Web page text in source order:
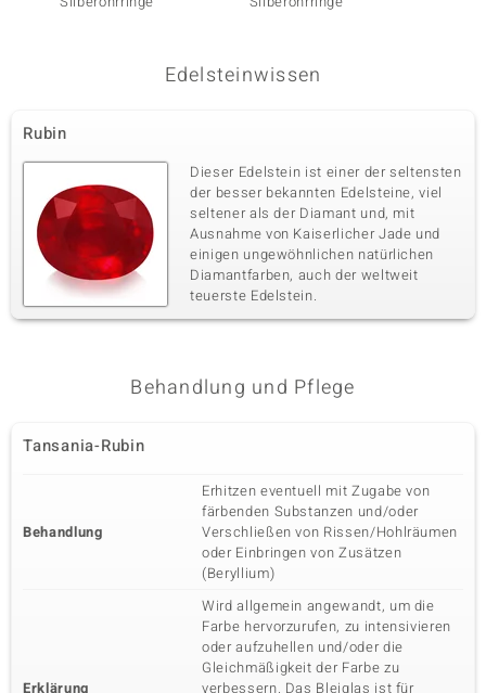
Fassung Herkunft
Edelsteinwissen
Rubin
Dieser Edelstein ist einer der seltensten
der besser bekannten Edelsteine, viel
seltener als der Diamant und, mit
Ausnahme von Kaiserlicher Jade und
einigen ungewöhnlichen natürlichen
Diamantfarben, auch der weltweit
teuerste Edelstein.
Behandlung und Pflege
Tansania-Rubin
Behandlung
Erhitzen eventuell mit Zugabe von
färbenden Substanzen und/oder
Verschließen von Rissen/Hohlräumen
oder Einbringen von Zusätzen
(Beryllium)
Erklärung
Wird allgemein angewandt, um die
Farbe hervorzurufen, zu intensivieren
oder aufzuhellen und/oder die
Gleichmäßigkeit der Farbe zu
verbessern. Das Bleiglas ist für